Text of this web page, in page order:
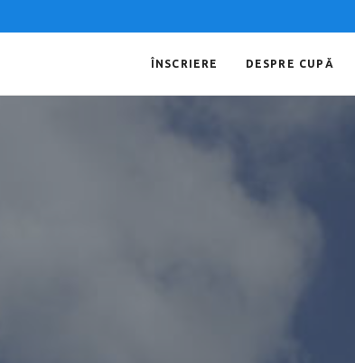
ÎNSCRIERE DESPRE CUPĂ